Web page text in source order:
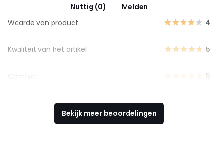
Nuttig (0)
Melden
Waarde van product
4
Kwaliteit van het artikel 5
Comfort 5
Bekijk meer beoordelingen